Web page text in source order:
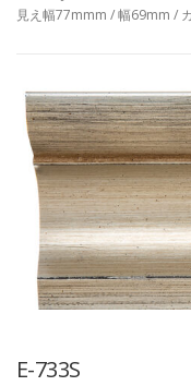
見え幅77mmm / 幅69mm /
E-733S